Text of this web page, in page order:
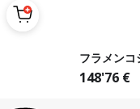
フラメン
148'76 €